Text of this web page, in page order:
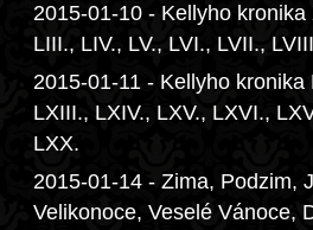
2015-01-10 - Kellyho kronika
LIII., LIV., LV., LVI., LVII.,
2015-01-11 - Kellyho kronika
LXIII., LXIV., LXV., LXVI.,
LXX.
2015-01-14 - Zima, Podzim,
Velikonoce, Veselé Vánoce,